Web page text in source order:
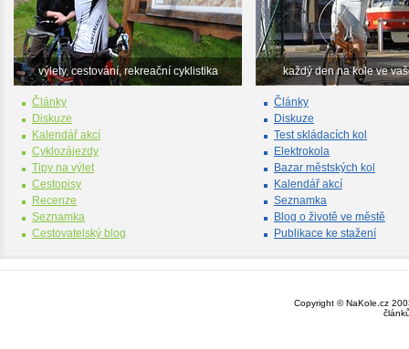
výlety, cestování, rekreační cyklistika
Články
Diskuze
Kalendář akcí
Cyklozájezdy
Tipy na výlet
Cestopisy
Recenze
Seznamka
Cestovatelský blog
každý den na kole ve
Články
Diskuze
Test skládacích kol
Elektrokola
Bazar městských kol
Kalendář akcí
Seznamka
Blog o životě ve městě
Publikace ke stažení
Copyright © NaKole.cz